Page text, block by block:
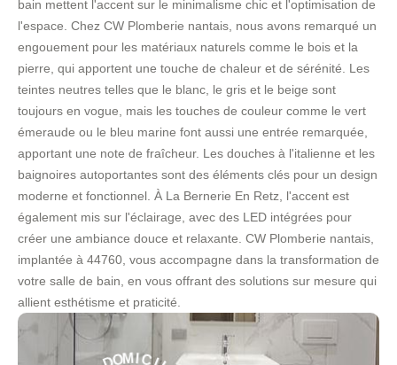
bain mettent l'accent sur le minimalisme chic et l'optimisation de
l'espace. Chez CW Plomberie nantais, nous avons remarqué un
engouement pour les matériaux naturels comme le bois et la
pierre, qui apportent une touche de chaleur et de sérénité. Les
teintes neutres telles que le blanc, le gris et le beige sont
toujours en vogue, mais les touches de couleur comme le vert
émeraude ou le bleu marine font aussi une entrée remarquée,
apportant une note de fraîcheur. Les douches à l'italienne et les
baignoires autoportantes sont des éléments clés pour un design
moderne et fonctionnel. À La Bernerie En Retz, l'accent est
également mis sur l'éclairage, avec des LED intégrées pour
créer une ambiance douce et relaxante. CW Plomberie nantais,
implantée à 44760, vous accompagne dans la transformation de
votre salle de bain, en vous offrant des solutions sur mesure qui
allient esthétisme et praticité.
CILE